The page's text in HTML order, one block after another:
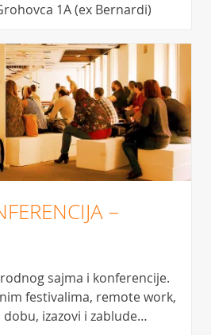
1A (ex Bernardi)
–
sajma i konferencije.
festivalima, remote work,
izazovi i zablude…